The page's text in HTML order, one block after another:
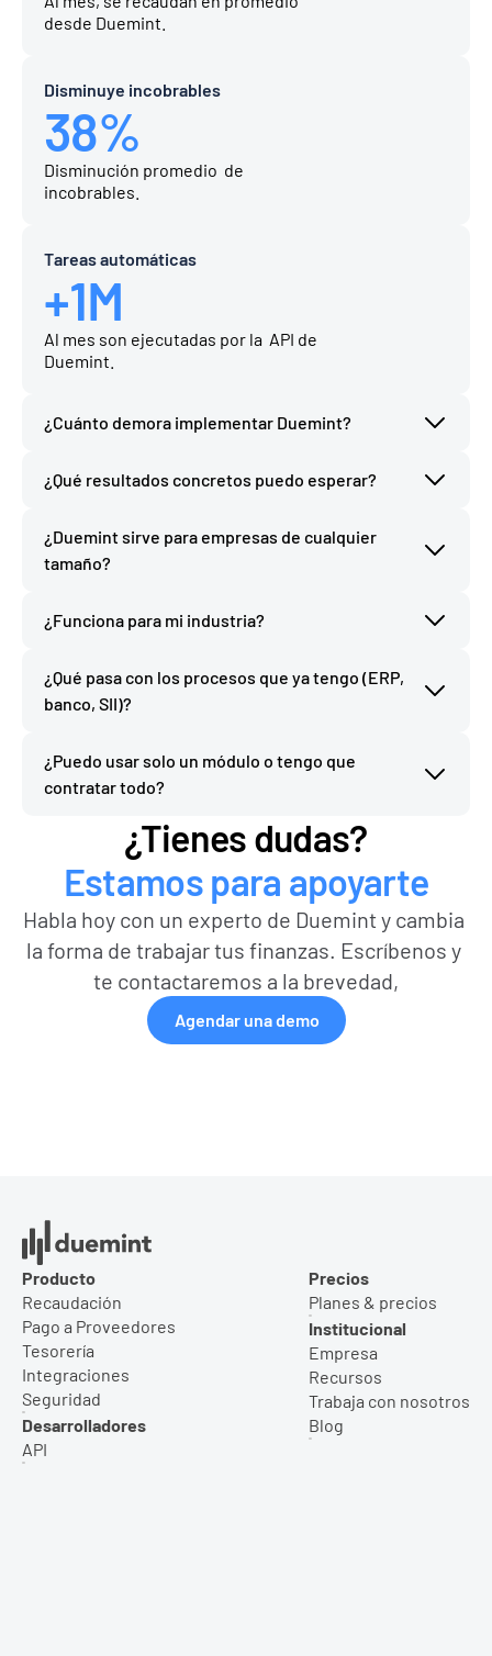
desde Duemint.
Disminuye incobrables
38%
Disminución promedio  de
incobrables.
Tareas automáticas
+1M
Al mes son ejecutadas por la  API de
Duemint.
¿Qué resultados concretos puedo esperar?
¿Duemint sirve para empresas de cualquier
tamaño?
¿Funciona para mi industria?
¿Qué pasa con los procesos que ya tengo (ERP,
banco, SII)?
¿Puedo usar solo un módulo o tengo que
contratar todo?
¿Cuánto demora implementar Duemint?
¿Tienes dudas?
Estamos para apoyarte
Habla hoy con un experto de Duemint y cambia
la forma de trabajar tus finanzas. Escríbenos y
te contactaremos a la brevedad,
Agendar una demo
Producto
Recaudación
Pago a Proveedores
Tesorería
Integraciones
Seguridad
Desarrolladores
API
Precios
Planes & precios
Institucional
Empresa
Recursos
Trabaja con nosotros
Blog